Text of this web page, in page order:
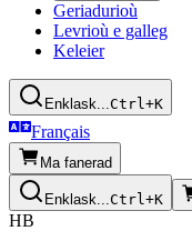
Geriadurioù
Levrioù e galleg
Keleier
Enklask...Ctrl+K
Français
Ma fanerad
Enklask...Ctrl+K
HB